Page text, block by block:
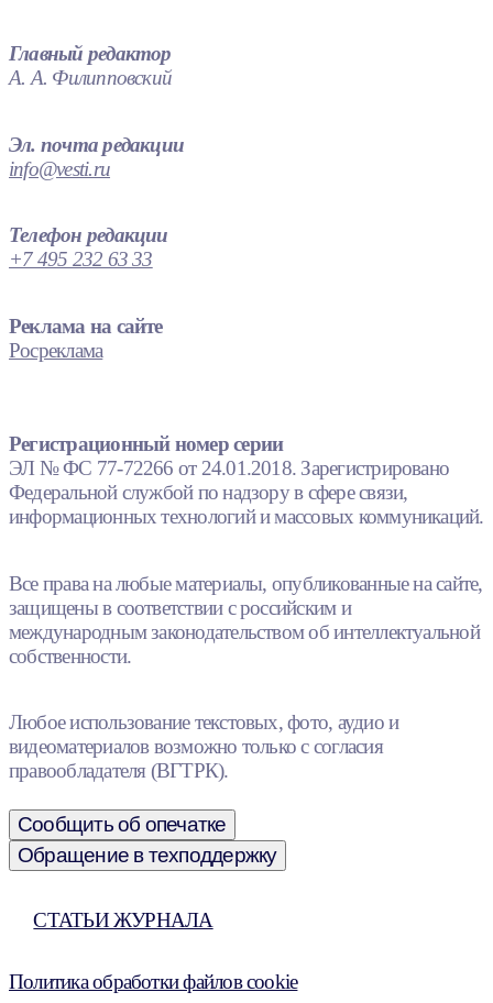
Главный редактор
А. А. Филипповский
Эл. почта редакции
info@vesti.ru
Телефон редакции
+7 495 232 63 33
Реклама на сайте
Росреклама
Регистрационный номер серии
ЭЛ № ФС 77-72266 от 24.01.2018. Зарегистрировано
Федеральной службой по надзору в сфере связи,
информационных технологий и массовых коммуникаций.
Все права на любые материалы, опубликованные на сайте,
защищены в соответствии с российским и
международным законодательством об интеллектуальной
собственности.
Любое использование текстовых, фото, аудио и
видеоматериалов возможно только с согласия
правообладателя (ВГТРК).
Сообщить об опечатке
Обращение в техподдержку
СТАТЬИ ЖУРНАЛА
Политика обработки файлов cookie